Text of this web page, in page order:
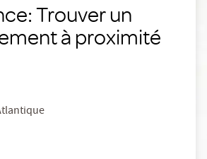
Trouver un
à proximité